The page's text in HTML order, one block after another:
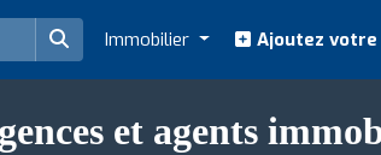
Immobilier Ajoutez
et agents